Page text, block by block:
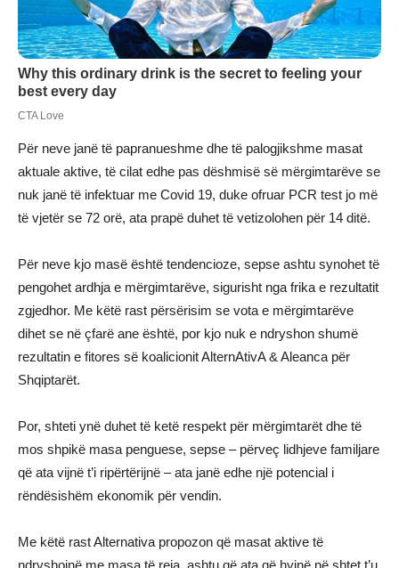
Për neve janë të papranueshme dhe të palogjikshme masat
aktuale aktive, të cilat edhe pas dëshmisë së mërgimtarëve se
nuk janë të infektuar me Covid 19, duke ofruar PCR test jo më
të vjetër se 72 orë, ata prapë duhet të vetizolohen për 14 ditë.
Për neve kjo masë është tendencioze, sepse ashtu synohet të
pengohet ardhja e mërgimtarëve, sigurisht nga frika e rezultatit
zgjedhor. Me këtë rast përsërisim se vota e mërgimtarëve
dihet se në çfarë ane është, por kjo nuk e ndryshon shumë
rezultatin e fitores së koalicionit AlternAtivA & Aleanca për
Shqiptarët.
Por, shteti ynë duhet të ketë respekt për mërgimtarët dhe të
mos shpikë masa penguese, sepse – përveç lidhjeve familjare
që ata vijnë t’i ripërtërijnë – ata janë edhe një potencial i
rëndësishëm ekonomik për vendin.
Me këtë rast Alternativa propozon që masat aktive të